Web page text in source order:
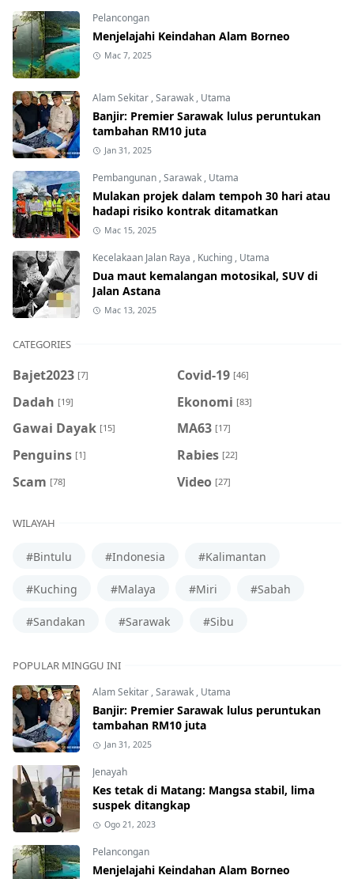
Pelancongan
Menjelajahi Keindahan Alam Borneo
Mac 7, 2025
Alam Sekitar ,Sarawak , Utama
Banjir: Premier Sarawak lulus peruntukan
tambahan RM10 juta
Jan 31, 2025
Pembangunan ,Sarawak , Utama
Mulakan projek dalam tempoh 30 hari atau
hadapi risiko kontrak ditamatkan
Mac 15, 2025
Kecelakaan Jalan Raya , Kuching , Utama
Dua maut kemalangan motosikal, SUV di
Jalan Astana
Mac 13, 2025
CATEGORIES
Bajet2023 [7] Covid-19 [46]
Dadah [19] Ekonomi [83]
Gawai Dayak [15] MA63 [17]
Penguins [1] Rabies [22]
Scam [78] Video [27]
WILAYAH
#Bintulu #Indonesia #Kalimantan
#Kuching #Malaya #Miri #Sabah
#Sandakan #Sarawak #Sibu
POPULAR MINGGU INI
Alam Sekitar,Sarawak, Utama
Banjir: Premier Sarawak lulus peruntukan
tambahan RM10 juta
Jan 31, 2025
Jenayah
Kes tetak di Matang: Mangsa stabil, lima
suspek ditangkap
Ogo 21, 2023
Pelancongan
Menjelajahi Keindahan Alam Borneo